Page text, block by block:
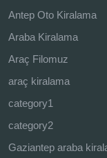
Antep Oto Kiralama
Araba Kiralama
Araç Filomuz
araç kiralama
category1
category2
Gaziantep araba